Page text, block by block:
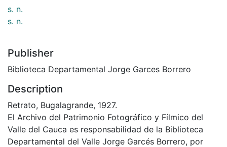
s. n.
s. n.
Publisher
Biblioteca Departamental Jorge Garces Borrero
Description
Retrato, Bugalagrande, 1927.
El Archivo del Patrimonio Fotográfico y Fílmico del
Valle del Cauca es responsabilidad de la Biblioteca
Departamental del Valle Jorge Garcés Borrero, por